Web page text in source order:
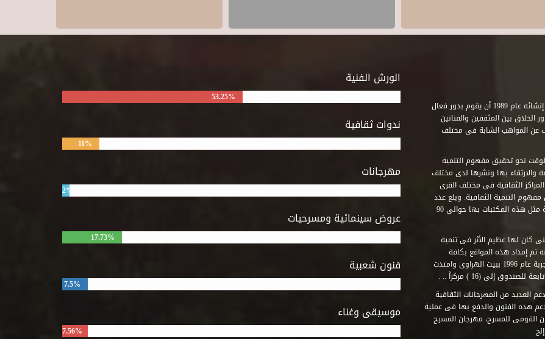
الورش الفنية
53.25%
ندوات ثقافية
11%
مهرجانات
2%
عروض سينمائية ومسرحيات
17.73%
فنون شعبية
7.5%
موسيقى وغناء
7.56%
استطاع صندوق التنمية الثقافية على مدى خمسة وثلاثون عاماً منذ إنشائه عام 1989 أن يقوم بدور فعال
بين المثقفين والفنانين
عن المواهب الشابة فى مختلف
نحو تحقيق مفهوم التنمية
والارتقاء بها ونشرها لدى مختلف
الثقافية فى مختلف القرى
التنمية الثقافية. وبلغ عدد
المكتبات التى أنشأها الصندوق فى أماكن لم يكن من المتصور إقامة مثل هذه المكتبات بها حوالى 90
كان لها عظيم الأثر فى تنمية
تم إمداد هذه المواقع بكافة
المتطلبات التى تكفل لها أداء دورها الثقافى والفنى. وقد بدأت التجربة عام 1996 ببيت الهراوى وامتدت
إلى (16 ) مركزاً .. .
العديد من المهرجانات الثقافية
هذه الفنون والدفع بها فى عملية
القومى للمسرح، مهرجان المسرح